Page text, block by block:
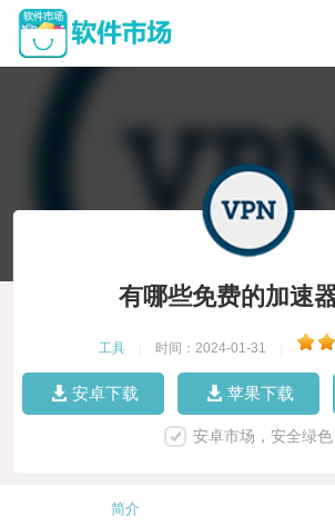
有哪些免费的加速
工具 时间：2024-01-31
安卓下载 苹果下载
安卓市场，安全绿色
简介